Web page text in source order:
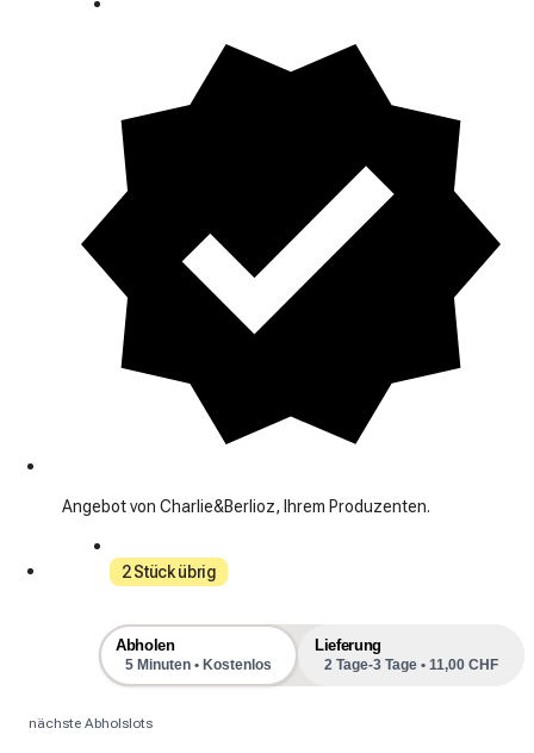
Angebot von Charlie&Berlioz, Ihrem Produzenten.
2 Stück übrig
Abholen
5 Minuten • Kostenlos
Lieferung
2 Tage-3 Tage • 11,00 CHF
nächste Abholslots